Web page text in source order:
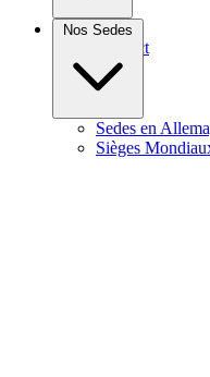
Dons
Contact
Nos Sedes
Sedes en
Sièges